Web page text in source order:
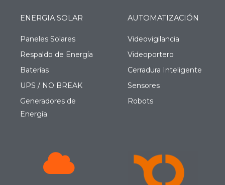
ENERGIA SOLAR
Paneles Solares
Respaldo de Energía
Baterías
UPS / NO BREAK
Generadores de
Energía
AUTOMATIZACIÓN
Videovigilancia
Videoportero
Cerradura Inteligente
Sensores
Robots